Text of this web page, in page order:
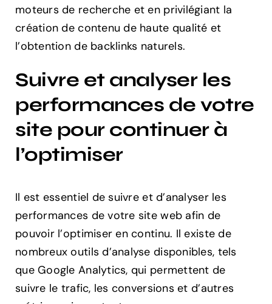
moteurs de recherche et en privilégiant la
création de contenu de haute qualité et
l’obtention de backlinks naturels.
Suivre et analyser les
performances de votre
site pour continuer à
l’optimiser
Il est essentiel de suivre et d’analyser les
performances de votre site web afin de
pouvoir l’optimiser en continu. Il existe de
nombreux outils d’analyse disponibles, tels
que Google Analytics, qui permettent de
suivre le trafic, les conversions et d’autres